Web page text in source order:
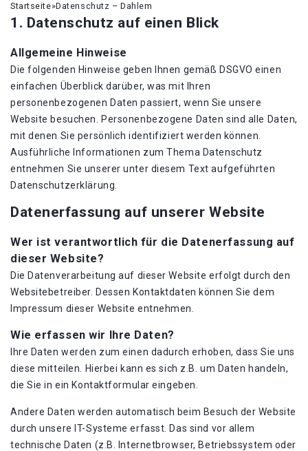
Startseite»Datenschutz – Dahlem
1. Datenschutz auf einen Blick
Allgemeine Hinweise
Die folgenden Hinweise geben Ihnen gemäß DSGVO einen
einfachen Überblick darüber, was mit Ihren
personenbezogenen Daten passiert, wenn Sie unsere
Website besuchen. Personenbezogene Daten sind alle Daten,
mit denen Sie persönlich identifiziert werden können.
Ausführliche Informationen zum Thema Datenschutz
entnehmen Sie unserer unter diesem Text aufgeführten
Datenschutzerklärung.
Datenerfassung auf unserer Website
Wer ist verantwortlich für die Datenerfassung auf
dieser Website?
Die Datenverarbeitung auf dieser Website erfolgt durch den
Websitebetreiber. Dessen Kontaktdaten können Sie dem
Impressum dieser Website entnehmen.
Wie erfassen wir Ihre Daten?
Ihre Daten werden zum einen dadurch erhoben, dass Sie uns
diese mitteilen. Hierbei kann es sich z.B. um Daten handeln,
die Sie in ein Kontaktformular eingeben.
Andere Daten werden automatisch beim Besuch der Website
durch unsere IT-Systeme erfasst. Das sind vor allem
technische Daten (z.B. Internetbrowser, Betriebssystem oder